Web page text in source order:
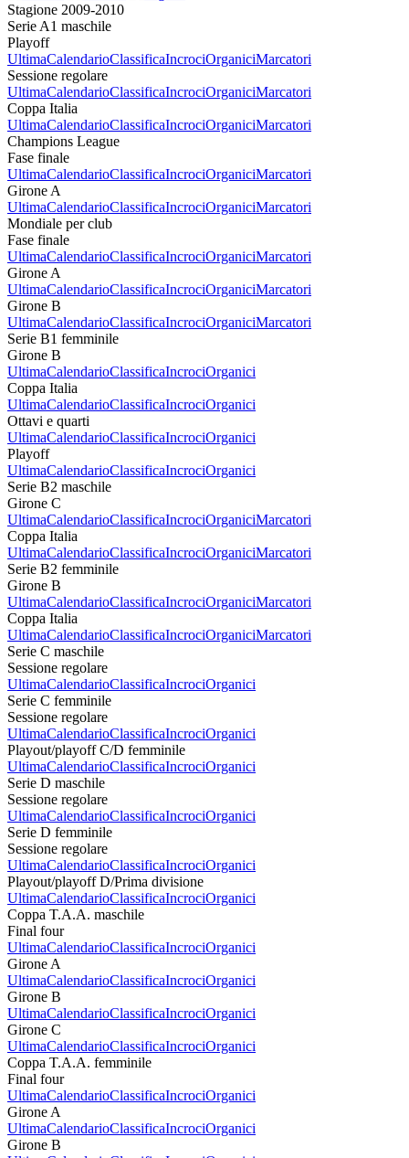
Stagione 2009-2010
Serie A1 maschile
Playoff
UltimaCalendarioClassificaIncrociOrganiciMarcatori
Sessione regolare
UltimaCalendarioClassificaIncrociOrganiciMarcatori
Coppa Italia
UltimaCalendarioClassificaIncrociOrganiciMarcatori
Champions League
Fase finale
UltimaCalendarioClassificaIncrociOrganiciMarcatori
Girone A
UltimaCalendarioClassificaIncrociOrganiciMarcatori
Mondiale per club
Fase finale
UltimaCalendarioClassificaIncrociOrganiciMarcatori
Girone A
UltimaCalendarioClassificaIncrociOrganiciMarcatori
Girone B
UltimaCalendarioClassificaIncrociOrganiciMarcatori
Serie B1 femminile
Girone B
UltimaCalendarioClassificaIncrociOrganici
Coppa Italia
UltimaCalendarioClassificaIncrociOrganici
Ottavi e quarti
UltimaCalendarioClassificaIncrociOrganici
Playoff
UltimaCalendarioClassificaIncrociOrganici
Serie B2 maschile
Girone C
UltimaCalendarioClassificaIncrociOrganiciMarcatori
Coppa Italia
UltimaCalendarioClassificaIncrociOrganiciMarcatori
Serie B2 femminile
Girone B
UltimaCalendarioClassificaIncrociOrganiciMarcatori
Coppa Italia
UltimaCalendarioClassificaIncrociOrganiciMarcatori
Serie C maschile
Sessione regolare
UltimaCalendarioClassificaIncrociOrganici
Serie C femminile
Sessione regolare
UltimaCalendarioClassificaIncrociOrganici
Playout/playoff C/D femminile
UltimaCalendarioClassificaIncrociOrganici
Serie D maschile
Sessione regolare
UltimaCalendarioClassificaIncrociOrganici
Serie D femminile
Sessione regolare
UltimaCalendarioClassificaIncrociOrganici
Playout/playoff D/Prima divisione
UltimaCalendarioClassificaIncrociOrganici
Coppa T.A.A. maschile
Final four
UltimaCalendarioClassificaIncrociOrganici
Girone A
UltimaCalendarioClassificaIncrociOrganici
Girone B
UltimaCalendarioClassificaIncrociOrganici
Girone C
UltimaCalendarioClassificaIncrociOrganici
Coppa T.A.A. femminile
Final four
UltimaCalendarioClassificaIncrociOrganici
Girone A
UltimaCalendarioClassificaIncrociOrganici
Girone B